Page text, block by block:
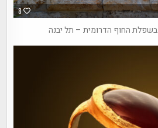
8
בשפלת החוף הדרומית – תל יבנה